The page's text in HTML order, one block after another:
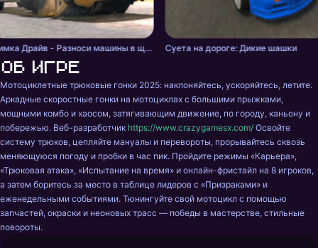
Бимка Драйв - Разноси машины в щепки! Суета на дороге: Дикие шашки
Об игре
Мотоциклетные трюковые гонки 2025: наклоняйтесь, ускоряйтесь, летите.
Аркадные скоростные гонки на мотоциклах с большими прыжками,
мощными комбо и хаосом, затягивающим движение, по городу, каньону и
побережью. Веб-разработчик https://www.crazygamesx.com/ Освойте
систему трюков, цепляйте мануалы и перевороты, прорывайтесь сквозь
меняющуюся погоду и пробки в час пик. Пройдите режимы «Карьера»,
«Трюковая атака», «Испытание на время» и онлайн-фристайл на 8 игроков,
а затем боритесь за место в таблице лидеров с «Призраками» и
еженедельными событиями. Тюнингуйте свой мотоцикл с помощью
запчастей, окраски и неоновых трасс — победы в мастерстве, стильные
повороты.